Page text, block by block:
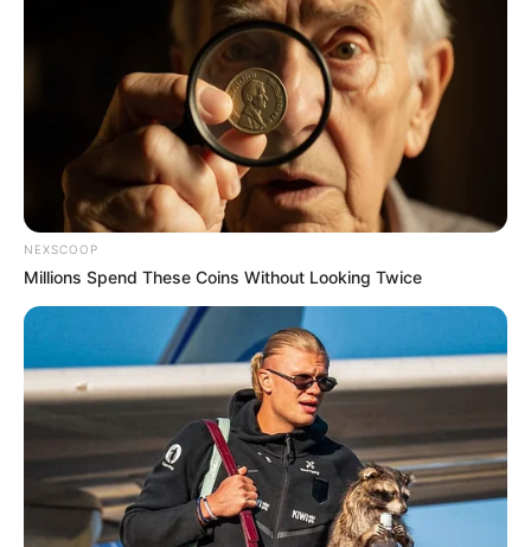
NEXSCOOP
Millions Spend These Coins Without Looking Twice